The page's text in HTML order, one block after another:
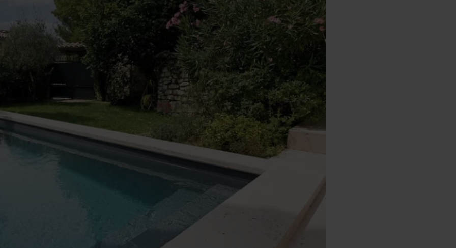
Pool & Play :
Piscines au meilleur prix
Découvrir
Desjoyaux : Le pisciniste continue d’innover pour rester à flot
Découvrir
Découvrez nos bâche à bulles